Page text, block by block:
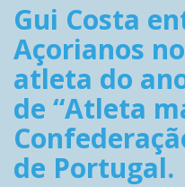
Gui Costa
Açorianos
atleta do
de “Atleta
de Portugal.